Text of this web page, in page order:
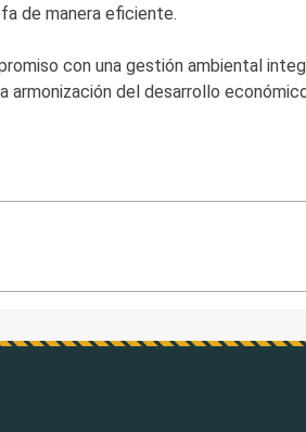
de manera eficiente.
con una gestión ambiental
del desarrollo